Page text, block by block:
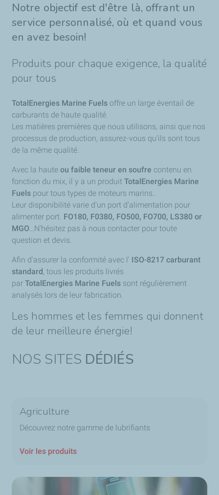
Notre objectif est d'être là, offrant un
service personnalisé, où et quand vous
en avez besoin!
Produits pour chaque exigence, la qualité
pour tous
TotalEnergies Marine Fuels offre un large éventail de
carburants de haute qualité.
Les matières premières que nous utilisons, ainsi que nos
processus de production, assurez-vous qu'ils sont tous
de la même qualité.
Avec la haute ou faible teneur en soufre contenu en
fonction du mix, il y a un produit TotalEnergies Marine
Fuels pour tous types de moteurs marins..
Leur disponibilité varie d'un port d'alimentation pour
alimenter port. FO180, F0380, FO500, FO700, LS380 or
MGO…N'hésitez pas à nous contacter pour toute
question et devis.
Afin d'assurer la conformité avec l' ISO-8217 carburant
standard, tous les produits livrés
par TotalEnergies Marine Fuels sont régulièrement
analysés lors de leur fabrication.
Les hommes et les femmes qui donnent
de leur meilleure énergie!
NOS SITES DÉDIÉS
Agriculture
Découvrez notre gamme de lubrifiants
Voir les produits